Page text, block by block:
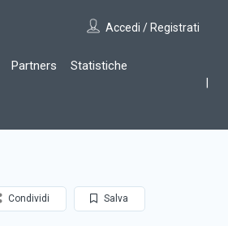
Accedi / Registrati
Partners Statistiche
Salva
Condividi